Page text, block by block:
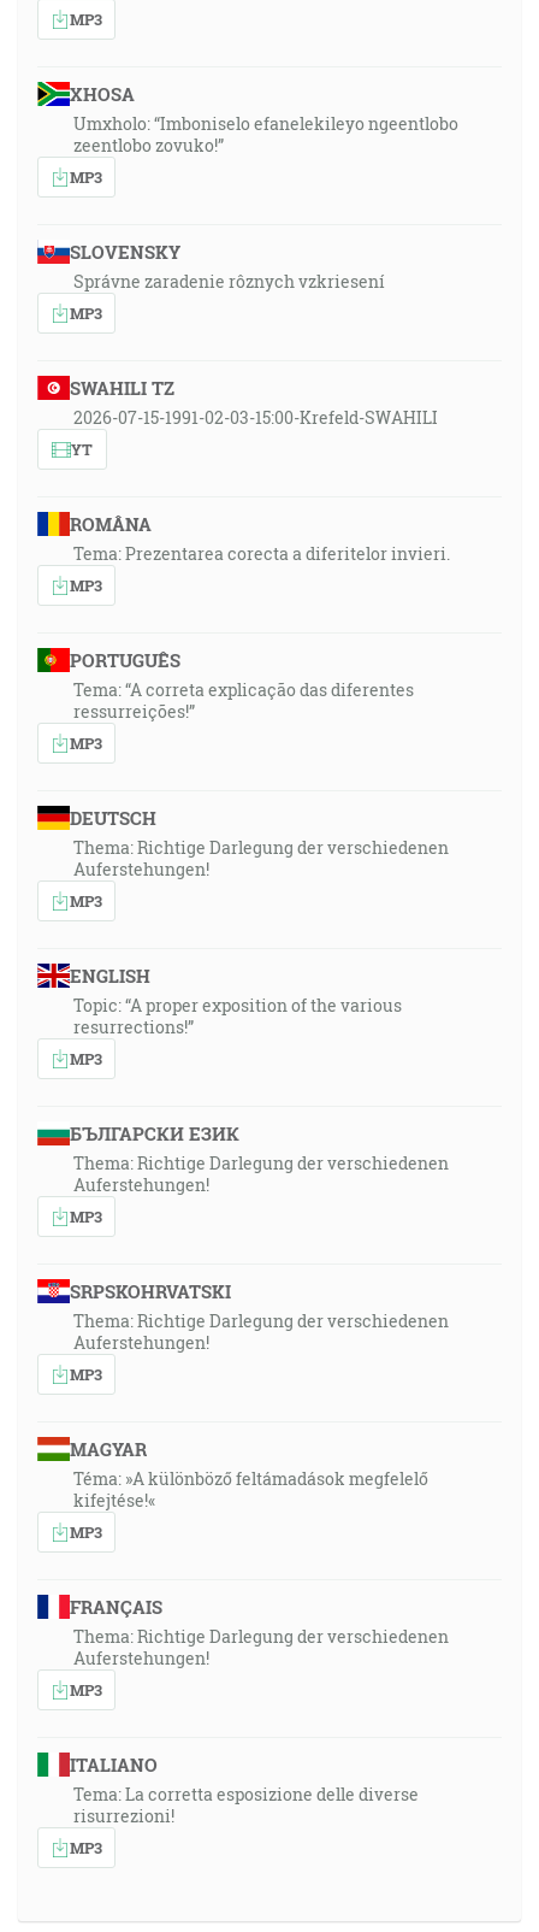
MP3
XHOSA
Umxholo: “Imboniselo efanelekileyo ngeentlobo
zeentlobo zovuko!”
MP3
SLOVENSKY
Správne zaradenie rôznych vzkriesení
MP3
SWAHILI TZ
2026-07-15-1991-02-03-15:00-Krefeld-SWAHILI
YT
ROMÂNA
Tema: Prezentarea corecta a diferitelor invieri.
MP3
PORTUGUÊS
Tema: “A correta explicação das diferentes
ressurreições!”
MP3
DEUTSCH
Thema: Richtige Darlegung der verschiedenen
Auferstehungen!
MP3
ENGLISH
Topic: “A proper exposition of the various
resurrections!”
MP3
БЪЛГАРСКИ ЕЗИК
Thema: Richtige Darlegung der verschiedenen
Auferstehungen!
MP3
SRPSKOHRVATSKI
Thema: Richtige Darlegung der verschiedenen
Auferstehungen!
MP3
MAGYAR
Téma: »A különböző feltámadások megfelelő
kifejtése!«
MP3
FRANÇAIS
Thema: Richtige Darlegung der verschiedenen
Auferstehungen!
MP3
ITALIANO
Tema: La corretta esposizione delle diverse
risurrezioni!
MP3